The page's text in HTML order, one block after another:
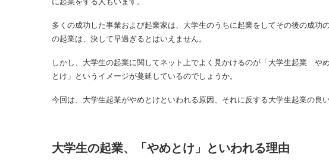
多くの成功した事業および起業家は、大学生のうちに起業をしてその後の成功
の起業は、決して早過ぎるとはいえません。
しかし、大学生の起業に関してネット上でよく見かけるのが「大学生起業 や
とけ」というイメージが蔓延しているのでしょうか。
今回は、大学生起業がやめとけといわれる原因、それに反する大学生起業の良
大学生の起業、「やめとけ」といわれる理由